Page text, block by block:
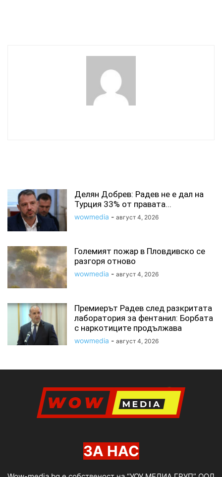
Делян Добрев: Радев не е дал на
Турция 33% от правата...
wowmedia - август 4, 2026
Големият пожар в Пловдивско се
разгоря отново
wowmedia - август 4, 2026
Премиерът Радев след разкритата
лаборатория за фентанил: Борбата
с наркотиците продължава
wowmedia - август 4, 2026
ЗА НАС